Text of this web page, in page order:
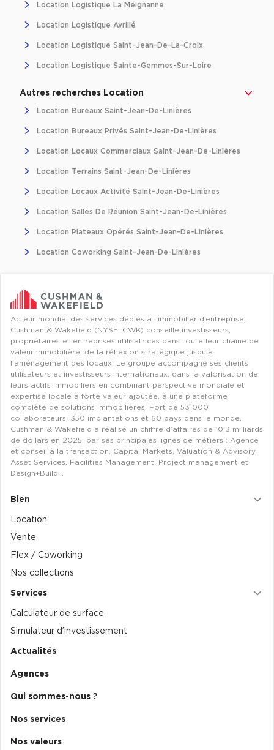
Achat d'Entrepôts / Activités
Achat d'Entrepôts / Activités en Ille-et-Vilaine
Achat d'Entrepôts / Activités à Lyon
Achat d'Entrepôts / Activités à Aubagne
Achat d'Entrepôts / Activités à Toulouse
Achat d'Entrepôts / Activités à Dijon
Collections d'Entrepôts / Activités
Entrepôts et Locaux d'activités indépendants
Entrepôts et Locaux d'activités avec quai de
chargement
Entrepôts et Locaux d'activités - Programmes neufs
Location de plateformes Logistique à Aulnay-sous-Bois
Location de plateformes Logistique à Marseille
Location de plateformes Logistique à Le Havre
Achat de plateformes Logistique
Achat de plateformes Logistique en Bretagne
Achat de plateformes Logistique à Lyon
Achat de plateformes Logistique à Marseille
Achat de plateformes Logistique à Dijon
Collections de Logistique
Logistique urbaine
Entrepôts Messagerie
Entrepôts logistique classe A
Location de Commerces
Location de Commerces à Paris
Location de Commerces à Bordeaux
Location de Commerces à Toulouse
Location de Commerces à Reims
Location Logistique La Meignanne
Location Logistique Avrillé
Location Logistique Saint-Jean-De-La-Croix
Location Logistique Sainte-Gemmes-Sur-Loire
Autres recherches Location
Location Bureaux Saint-Jean-De-Linières
Location Bureaux Privés Saint-Jean-De-Linières
Location Locaux Commerciaux Saint-Jean-De-Linières
Location Terrains Saint-Jean-De-Linières
Location Locaux Activité Saint-Jean-De-Linières
Location Salles De Réunion Saint-Jean-De-Linières
Location Plateaux Opérés Saint-Jean-De-Linières
Location Coworking Saint-Jean-De-Linières
Acteur mondial des services dédiés à l’immobilier d’entreprise,
Cushman & Wakefield (NYSE: CWK) conseille investisseurs,
propriétaires et entreprises utilisatrices dans toute leur chaîne de
valeur immobilière, de la réflexion stratégique jusqu’à
l’aménagement des locaux. Le groupe accompagne ses clients
utilisateurs et investisseurs internationaux, dans la valorisation de
leurs actifs immobiliers en combinant perspective mondiale et
expertise locale à forte valeur ajoutée, à une plateforme
complète de solutions immobilières. Fort de 53 000
collaborateurs, 350 implantations et 60 pays dans le monde,
Cushman & Wakefield a réalisé un chiffre d’affaires de 10,3 milliards
de dollars en 2025, par ses principales lignes de métiers : Agence
et conseil à la transaction, Capital Markets, Valuation & Advisory,
Asset Services, Facilities Management, Project management et
Design+Build…
Bien
Location
Vente
Flex / Coworking
Nos collections
Services
Calculateur de surface
Simulateur d’investissement
Actualités
Agences
Qui sommes-nous ?
Nos services
Nos valeurs